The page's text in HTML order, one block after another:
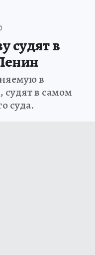
судят в
в
судят в самом
суда.